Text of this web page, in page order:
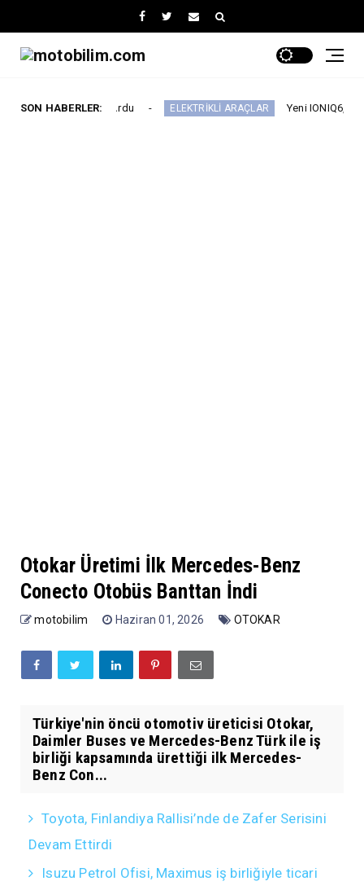
SON HABERLER:
Duyurdu ELEKTRİKLİ ARAÇLAR Yeni IONIQ6, 680 km menzil
Otokar Üretimi İlk Mercedes-Benz
Conecto Otobüs Banttan İndi
motobilim Haziran 01, 2026 OTOKAR
Türkiye'nin öncü otomotiv üreticisi Otokar,
Daimler Buses ve Mercedes-Benz Türk ile iş
birliği kapsamında ürettiği ilk Mercedes-
Benz Con...
Toyota, Finlandiya Rallisi’nde de Zafer Serisini
Devam Ettirdi
Isuzu Petrol Ofisi, Maximus iş birliğiyle ticari